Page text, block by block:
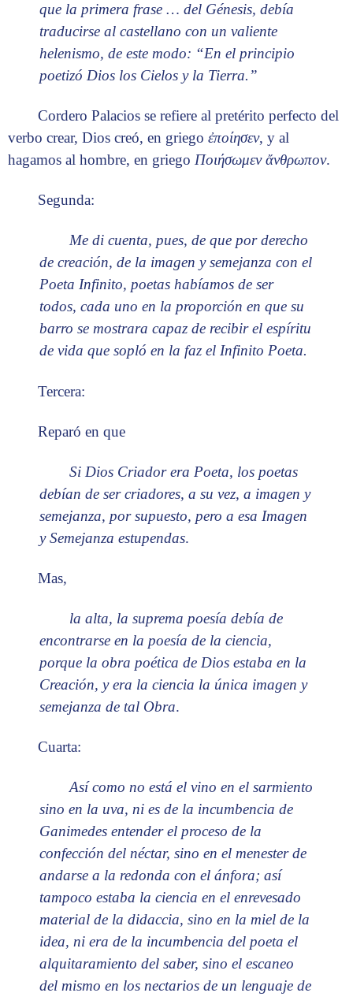
que la primera frase … del Génesis, debía
traducirse al castellano con un valiente
helenismo, de este modo: “En el principio
poetizó Dios los Cielos y la Tierra.”
Cordero Palacios se refiere al pretérito perfecto del
verbo crear, Dios creó, en griego ἐποίησεν, y al
hagamos al hombre, en griego Ποιήσωμεν ἄνθρωπον.
Segunda:
Me di cuenta, pues, de que por derecho
de creación, de la imagen y semejanza con el
Poeta Infinito, poetas habíamos de ser
todos, cada uno en la proporción en que su
barro se mostrara capaz de recibir el espíritu
de vida que sopló en la faz el Infinito Poeta.
Tercera:
Reparó en que
Si Dios Criador era Poeta, los poetas
debían de ser criadores, a su vez, a imagen y
semejanza, por supuesto, pero a esa Imagen
y Semejanza estupendas.
Mas,
la alta, la suprema poesía debía de
encontrarse en la poesía de la ciencia,
porque la obra poética de Dios estaba en la
Creación, y era la ciencia la única imagen y
semejanza de tal Obra.
Cuarta:
Así como no está el vino en el sarmiento
sino en la uva, ni es de la incumbencia de
Ganimedes entender el proceso de la
confección del néctar, sino en el menester de
andarse a la redonda con el ánfora; así
tampoco estaba la ciencia en el enrevesado
material de la didaccia, sino en la miel de la
idea, ni era de la incumbencia del poeta el
alquitaramiento del saber, sino el escaneo
del mismo en los nectarios de un lenguaje de